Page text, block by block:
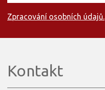
Zpracování osobních údajů.
Kontakt